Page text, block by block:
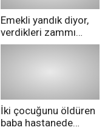
Emekli yandık diyor,
verdikleri zammı
pazarda geri aldılar!
İki çocuğunu öldüren
baba hastanede